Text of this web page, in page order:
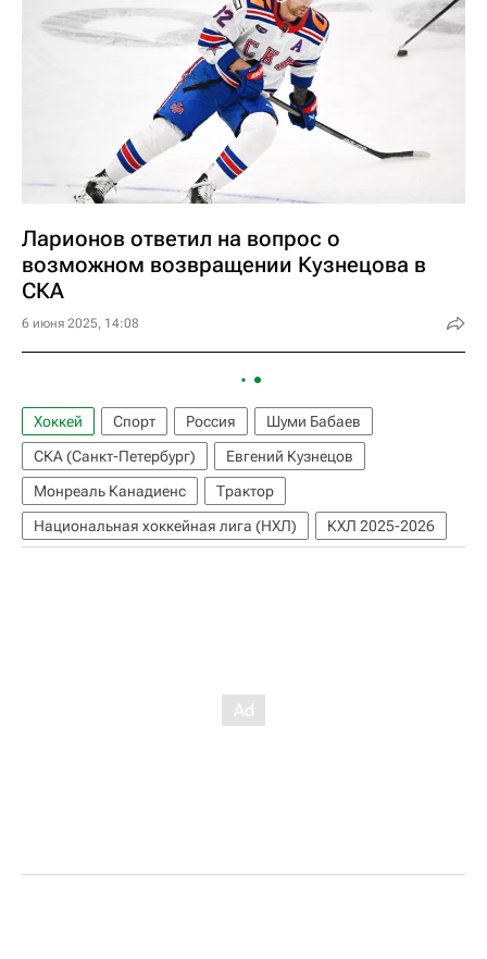
Ларионов ответил на вопрос о
возможном возвращении Кузнецова в
СКА
6 июня 2025, 14:08
Хоккей Спорт Россия
Шуми Бабаев
СКА (Санкт-Петербург)
Евгений Кузнецов
Монреаль Канадиенс
Трактор
Национальная хоккейная лига (НХЛ)
КХЛ 2025-2026